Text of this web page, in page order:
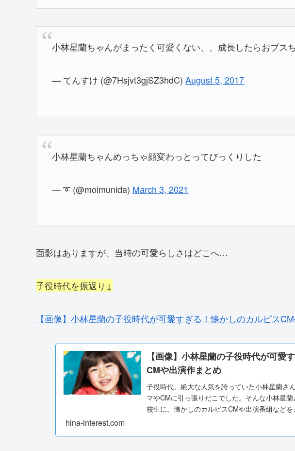
小林星蘭ちゃんがまったく可愛くない、、成長したらおブス
— てんすけ (@7Hsjvt3gjSZ3hdC)August 5, 2017
小林星蘭ちゃんめっちゃ顔変わっとってびっくりした
— ➰ (@moimunida) March 3, 2021
面影はありますが、当時の可愛らしさはどこへ…
子役時代を振返り↓
【画像】小林星蘭の子役時代が可愛すぎる！懐かしのカルピス
【画像】小林星蘭の子役時代が可愛
CMや出演作まとめ
子役時代、絶大な人気を誇っていた小林星蘭さ
マやCMに引っ張りだこでした。そんな小林星
校生に。懐かしのカルピスCMや出演番組など
hina-interest.com